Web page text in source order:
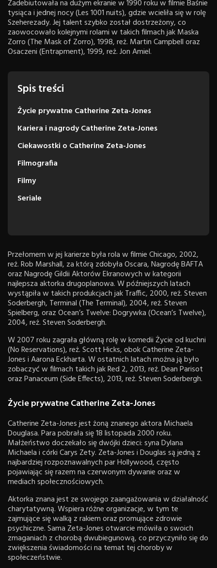
Zadebiutowała na dużym ekranie w 1990 roku w filmie Baśnie
tysiąca i jednej nocy (Les 1001 nuits), gdzie wcieliła się w rolę
Szeherezady. Jej talent szybko został dostrzeżony, co
zaowocowało kolejnymi rolami w takich filmach jak Maska
Zorro (The Mask of Zorro), 1998, reż. Martin Campbell oraz
Osaczeni (Entrapment), 1999, reż. Jon Amiel.
Spis treści
Życie prywatne Catherine Zeta-Jones
Kariera i nagrody Catherine Zeta-Jones
Ciekawostki o Catherine Zeta-Jones
Filmografia
Filmy
Seriale
Przełomem w jej karierze była rola w filmie Chicago, 2002,
reż. Rob Marshall, za którą zdobyła Oscara, Nagrodę BAFTA
oraz Nagrodę Gildii Aktorów Ekranowych w kategorii
najlepsza aktorka drugoplanowa. W późniejszych latach
wystąpiła w takich produkcjach jak Traffic, 2000, reż. Steven
Soderbergh, Terminal (The Terminal), 2004, reż. Steven
Spielberg, oraz Ocean’s Twelve: Dogrywka (Ocean’s Twelve),
2004, reż. Steven Soderbergh.
W 2007 roku zagrała główną rolę w komedii Życie od kuchni
(No Reservations), reż. Scott Hicks, obok Catherine Zeta-
Jones i Aarona Eckharta. W ostatnich latach można ją było
zobaczyć w filmach takich jak Red 2, 2013, reż. Dean Parisot
oraz Panaceum (Side Effects), 2013, reż. Steven Soderbergh.
Życie prywatne Catherine Zeta-Jones
Catherine Zeta-Jones jest żoną znanego aktora Michaela
Douglasa. Para pobrała się 18 listopada 2000 roku.
Małżeństwo doczekało się dwójki dzieci: syna Dylana
Michaela i córki Carys Zety. Zeta-Jones i Douglas są jedną z
najbardziej rozpoznawalnych par Hollywood, często
pojawiając się razem na czerwonym dywanie oraz w
mediach społecznościowych.
Aktorka znana jest ze swojego zaangażowania w działalność
charytatywną. Wspiera różne organizacje, w tym te
zajmujące się walką z rakiem oraz promujące zdrowie
psychiczne. Sama Zeta-Jones otwarcie mówiła o swoich
zmaganiach z chorobą dwubiegunową, co przyczyniło się do
zwiększenia świadomości na temat tej choroby w
społeczeństwie.